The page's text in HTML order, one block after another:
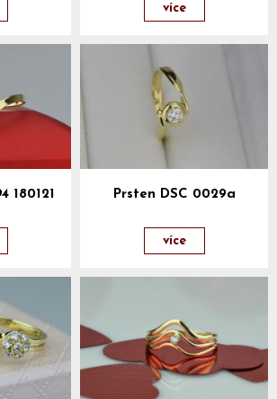
více
180121 Prsten DSC 0029a
více